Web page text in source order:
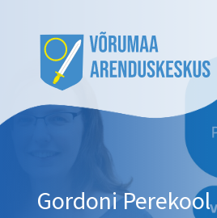
Gordoni Perekool